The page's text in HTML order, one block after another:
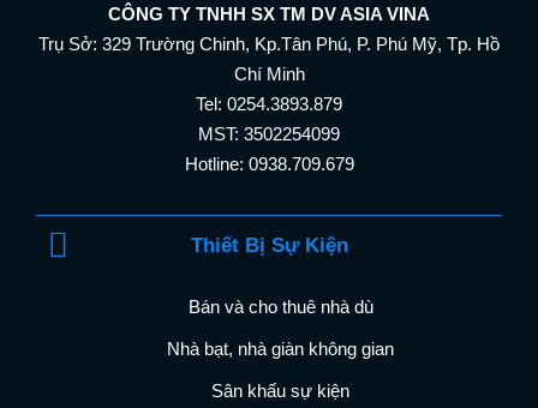
CÔNG TY TNHH SX TM DV ASIA VINA
Trụ Sở: 329 Trường Chinh, Kp.Tân Phú, P. Phú Mỹ, Tp. Hồ
Chí Minh
Tel: 0254.3893.879
MST: 3502254099
Hotline: 0938.709.679
Thiết Bị Sự Kiện
Bán và cho thuê nhà dù
Nhà bạt, nhà giàn không gian
Sân khấu sự kiện